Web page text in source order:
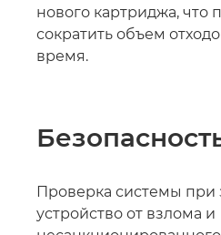
нового картриджа, что
сократить объем
время.
Проверка системы при
устройство от взлома и